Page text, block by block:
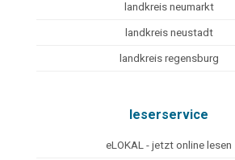
landkreis neumarkt
landkreis neustadt
landkreis regensburg
leserservice
eLOKAL - jetzt online lesen